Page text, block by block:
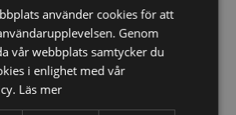
använder cookies för att
Genom
vår webbplats samtycker du
i enlighet med vår
Läs mer